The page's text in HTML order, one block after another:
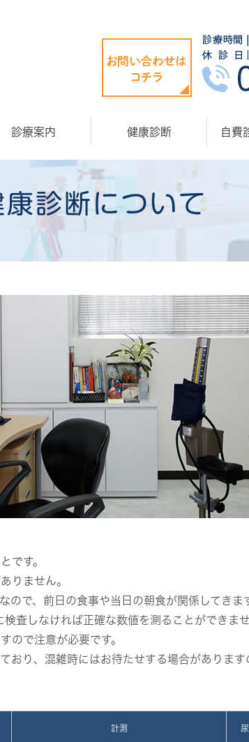
診療案内 健康診断 自費
康診断について
です。
りません。
ので、前日の食事や当日の朝食が関係してきま
査しなければ正確な数値を測ることができま
ので注意が必要です。
おり、混雑時にはお待たせする場合がありま
計測